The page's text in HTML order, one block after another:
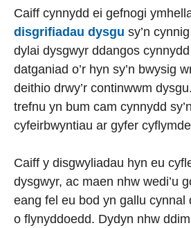
Caiff cynnydd ei gefnogi
disgrifiadau dysgu sy’n
dylai dysgwyr ddangos
datganiad o’r hyn sy’n bwysig
deithio drwy’r continwwm
trefnu yn bum cam cynnydd
cyfeirbwyntiau ar gyfer
Caiff y disgwyliadau hyn eu
dysgwyr, ac maen nhw wedi’u
eang fel eu bod yn gallu cynnal
o flynyddoedd. Dydyn nhw